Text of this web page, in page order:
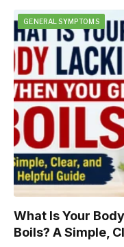
GENERAL SYMPTOMS
What Is Your
Boils? A Simple,